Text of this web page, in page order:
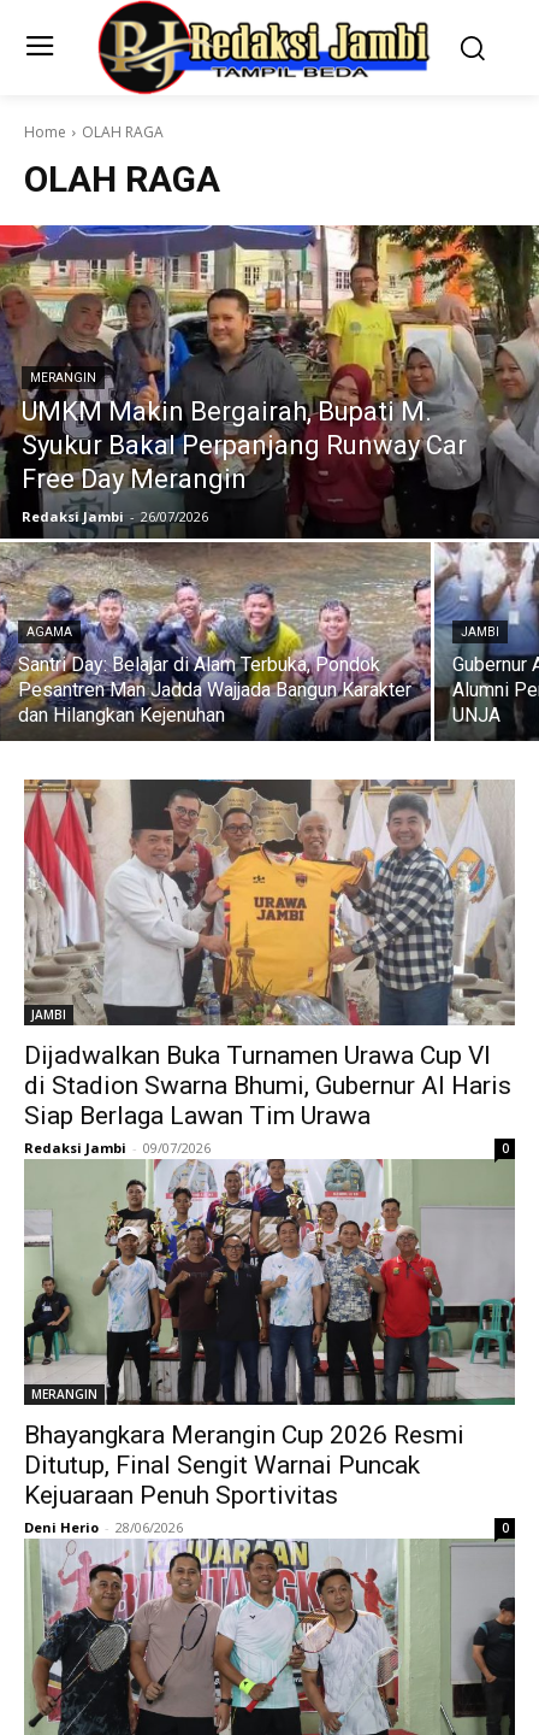
Home OLAH RAGA
OLAH RAGA
MERANGIN
UMKM Makin Bergairah, Bupati M.
Syukur Bakal Perpanjang Runway Car
Free Day Merangin
Redaksi Jambi - 26/07/2026
AGAMA
Santri Day: Belajar di Alam Terbuka, Pondok
Pesantren Man Jadda Wajjada Bangun Karakter
dan Hilangkan Kejenuhan
JAMBI
Gubernur
Alumni
UNJA
JAMBI
Dijadwalkan Buka Turnamen Urawa Cup VI
di Stadion Swarna Bhumi, Gubernur Al Haris
Siap Berlaga Lawan Tim Urawa
Redaksi Jambi - 09/07/2026 0
MERANGIN
Bhayangkara Merangin Cup 2026 Resmi
Ditutup, Final Sengit Warnai Puncak
Kejuaraan Penuh Sportivitas
Deni Herio - 28/06/2026 0